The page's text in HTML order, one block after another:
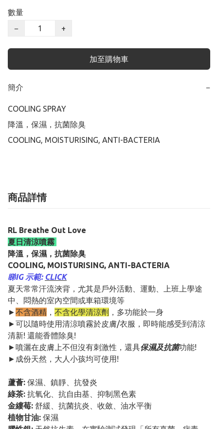
數量
−
+
加至購物車
簡介 −
COOLING SPRAY
降溫，保濕，抗菌除臭
COOLING, MOISTURISING, ANTI-BACTERIA
商品詳情
RL Breathe Out Love
夏日清涼噴霧
降溫，保濕，抗菌除臭
COOLING, MOISTURISING, ANTI-BACTERIA
睇IG 示範: CLICK
夏天常常汗流浹背，尤其是戶外活動、運動、上班上學途
中、悶熱的室內空間或車箱環境等
►不含酒精 ， 不含化學清涼劑 ，多功能於一身
►可以隨時使用清涼噴霧於皮膚/衣服，即時能感受到清涼
清新! 還能香體除臭!
►噴灑在皮膚上不但沒有刺激性，還具保濕及抗菌功能!
►成份天然，大人小孩均可使用!
蘆薈: 保濕、鎮靜、抗發炎
綠茶: 抗氧化、抗自由基、抑制黑色素
金縷莓: 舒緩、抗菌抗炎、收斂、油水平衡
植物甘油: 保濕